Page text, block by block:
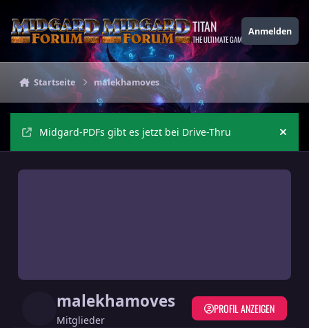
TITAN
THE ULTIMATE GAMING THEME
Anmelden
Startseite malekhamoves
Midgard-PDFs gibt es jetzt bei Drive-Thru
malekhamoves
Mitglieder
PROFIL ANZEIGEN